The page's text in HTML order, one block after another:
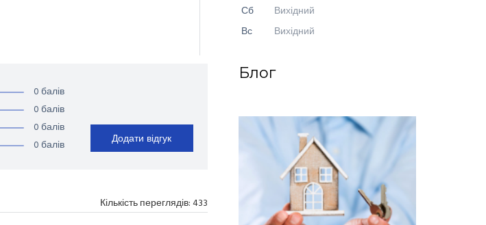
Сб
Вихідний
Вс
Вихідний
0 балів
0 балів
0 балів
0 балів Додати відгук
Кількість переглядів:433
Блог